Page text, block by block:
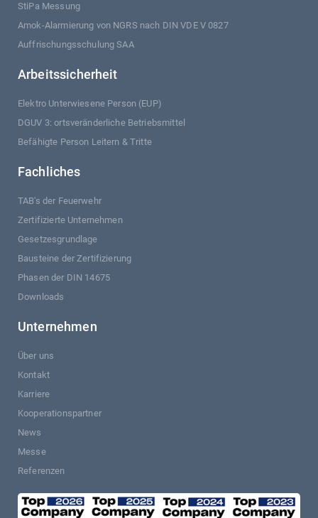
StiPa Messung
Amok-Alarmierung von NGRS nach DIN VDE V 0827
Auffrischungsschulung SAA
Arbeitssicherheit
Elektro Unterwiesene Person (EUP)
DGUV 3: ortsveränderliche Betriebsmittel
Befähigte Person Leitern & Tritte
Fachliches
TAB's der Feuerwehr
Zertifizierte Unternehmen
Gesetzesgrundlage
Bausteine der Zertifizierung
Phasen der DIN 14675
Downloads
Unternehmen
Über uns
Kontakt
Karriere
Kooperationspartner
News
Messe
Referenzen